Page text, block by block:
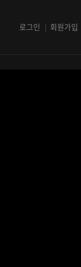
로그인 회원가입